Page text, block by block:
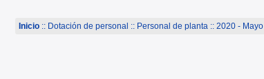
Inicio:: Dotación de personal :: Personal de planta:: 2020 - Mayo